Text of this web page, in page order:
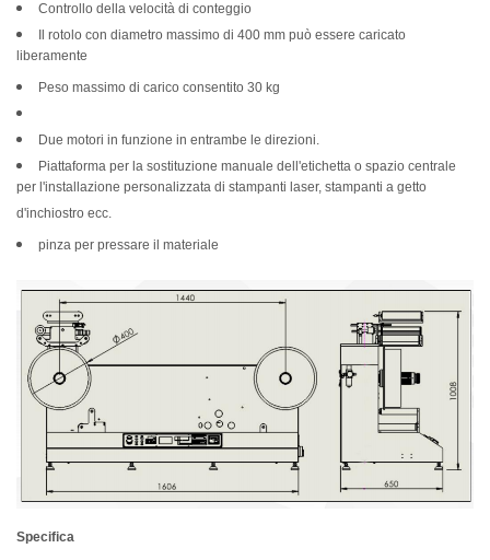
Controllo della velocità di conteggio
Il rotolo con diametro massimo di 400 mm può essere caricato
liberamente
Peso massimo di carico consentito 30 kg
Due motori in funzione in entrambe le direzioni.
Piattaforma per la sostituzione manuale dell'etichetta o spazio centrale
per l'installazione personalizzata di stampanti laser, stampanti a getto
d'inchiostro ecc.
pinza per pressare il materiale
Specifica